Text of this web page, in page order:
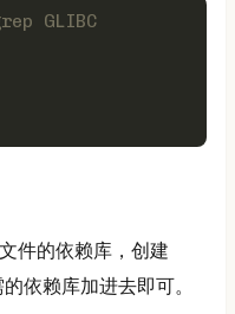
GLIBC
件的依赖库，创建
依赖库加进去即可。